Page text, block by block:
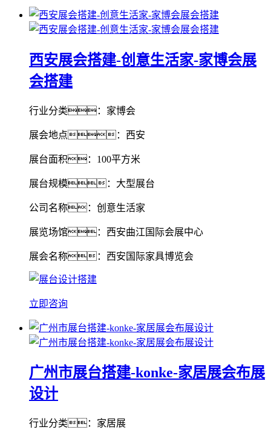
西安展会搭建-创意生活家-家博会展
会搭建
行业分类：家博会
展会地点：西安
展台面积：100平方米
展台规模：大型展台
公司名称：创意生活家
展览场馆：西安曲江国际会展中心
展会名称：西安国际家具博览会
立即咨询
广州市展台搭建-konke-家居展会布展
设计
行业分类：家居展